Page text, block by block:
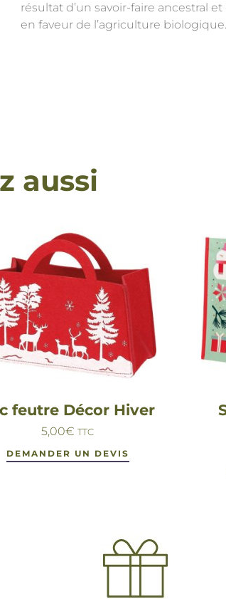
résultat d’un savoir-faire ancestral
en faveur de l’agriculture biologique.
aussi
feutre Décor Hiver
5,00€ TTC
DEMANDER UN DEVIS